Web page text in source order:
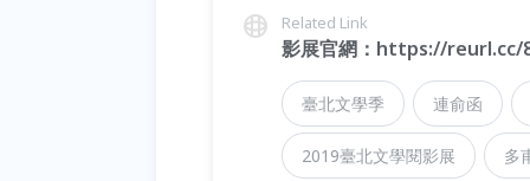
Related Link
影展官網：https://reurl.cc/
臺北文學季 連俞函
2019臺北文學閱影展 多